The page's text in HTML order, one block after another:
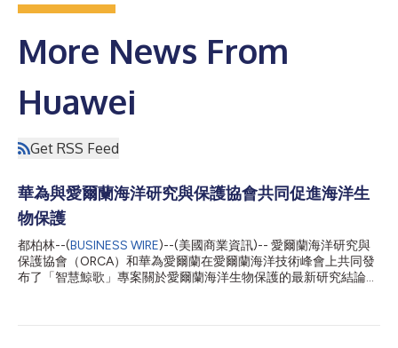
More News From
Huawei
Get RSS Feed
華為與愛爾蘭海洋研究與保護協會共同促進海洋生
物保護
都柏林--(BUSINESS WIRE)--(美國商業資訊)-- 愛爾蘭海洋研究與
保護協會（ORCA）和華為愛爾蘭在愛爾蘭海洋技術峰會上共同發
布了「智慧鯨歌」專案關於愛爾蘭海洋生物保護的最新研究結論。
有研究顯示，海洋噪音會影響海豹、魚類、魷魚等多種海洋生物，